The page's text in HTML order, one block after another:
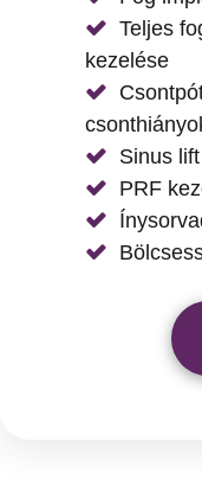
Teljes
kezelése
Sinus lift
PRF